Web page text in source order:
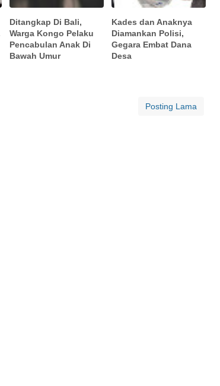
Ditangkap Di Bali,
Warga Kongo Pelaku
Pencabulan Anak Di
Bawah Umur
Kades dan Anaknya
Diamankan Polisi,
Gegara Embat Dana
Desa
Posting Lama